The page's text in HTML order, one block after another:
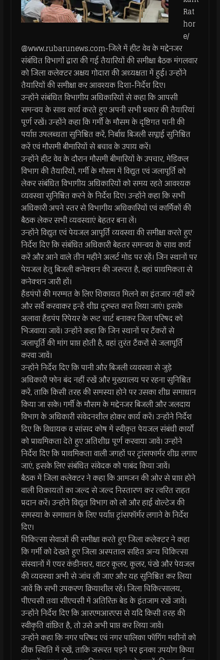
Rat
hor
e/
@www.rubarunews.com-जिले में हीट वेव के मद्देनजर
संबंधित विभागों द्वारा की गई तैयारियों की समीक्षा बैठक मंगलवार
को जिला कलेक्टर अक्षय गोदारा की अध्यक्षता में हुई। उन्होंने
तैयारियों की समीक्षा कर आवश्यक दिशा-निर्देश दिए।
उन्‍होंने संबंधित विभागीय अधिकारियों से कहा कि आपसी
समन्वय के साथ कार्य करते हुए अपनी सभी प्रकार की तैयारियां
पूर्ण रखें। उन्होंने कहा कि गर्मी के मौसम के दृष्टिगत पानी की
पर्याप्त उपलब्धता सुनिश्चित करें, निर्बाध बिजली सप्लाई सुनिश्चित
करें एवं मौसमी बीमारियों से बचाव के उपाय करें।
उन्‍होंने हीट वेव के दौरान मौसमी बीमारियों के उपचार, मेडिकल
विभाग की तैयारियों, गर्मी के मौसम में विद्युत एवं जलापूर्ति को
लेकर संबंधित विभागीय अधिकारियों को समय रहते आवश्यक
व्यवस्था सुनिश्चित करने के निर्देश दिए। उन्‍होंने कहा कि सभी
अधिकारी अपने स्तर से विभागीय अधिकारियों एवं कार्मिकों की
बैठक लेकर सभी व्‍यवस्‍थाएं बेहतर बना लें।
उन्‍होंने विद्युत एवं पेयजल आपूर्ति व्यवस्था की समीक्षा करते हुए
निर्देश दिए कि संबंधित अधिकारी बेहतर समन्वय के साथ कार्य
करें और आने वाले तीन महीने अलर्ट मोड पर रहें। जिन स्थानों पर
पेयजल हेतु बिजली कनेक्शन की जरूरत है, वहां प्राथमिकता से
कनेक्‍शन जारी हों।
हैंडपंपों की मरम्मत के लिए शिकायत मिलने का इंतजार नहीं करें
और सर्वे करवाकर इन्‍हें शीघ्र दुरुस्त करा लिया जाएं। इसके
अलावा हैंडपंप रिपेयर के रूट चार्ट बनाकर जिला परिषद को
भिजवाया जावें। उन्‍होंने कहा कि जिन स्थानों पर टैंकरों से
जलापूर्ति की मांग प्राप्त होती है, वहां तुरंत टैंकरों से जलापूर्ति
करवा जावें।
उन्‍होंने निर्देश दिए कि पानी और बिजली व्यवस्था से जुड़े
अधिकारी फोन बंद नहीं रखें और मुख्यालय पर रहना सुनिश्चित
करें, ताकि किसी तरह की समस्या होने पर उसका शीघ्र समाधान
किया जा सके। गर्मी के मौसम के मद्देनजर बिजली और जलदाय
विभाग के अधिकारी संवेदनशील होकर कार्य करें। उन्‍होंने निर्देश
दिए कि विधायक व सांसद कोष में स्‍वीकृत पेयजल संबंधी कार्यों
को प्राथमिकता देते हुए अतिशीघ्र पूर्ण करवाया जावें। उन्‍होंने
निर्देश दिए कि प्राथमिकता वाली जगहों पर ट्रांसफार्मर शीघ्र लगाए
जाएं, इसके लिए संबंधित संवेदक को पाबंद किया जावें।
बैठक में जिला कलेक्‍टर ने कहा कि आमजन की ओर से प्राप्त होने
वाली शिकायतों का जल्द से जल्द निस्तारण कर त्वरित राहत
प्रदान करें। उन्होंने विद्युत विभाग को लो और हाई वोल्टेज की
समस्या के समाधान के लिए पर्याप्त ट्रांसफॉर्मर लगाने के निर्देश
दिए।
चिकित्सा सेवाओं की समीक्षा करते हुए जिला कलेक्टर ने कहा
कि गर्मी को देखते हुए जिला अस्पताल सहित अन्य चिकित्सा
संस्थानों में एयर कंडीनशर, वाटर कूलर, कूलर, पंखे और पेयजल
की व्यवस्था अभी से जांच ली जाए और यह सुनिश्चित कर लिया
जावें कि सभी उपकरण क्रियाशील रहें। जिला चिकित्सालय,
पीएचसी तथा सीएचसी में अतिरिक्त बेड के इंतजाम रखें जावें।
उन्होंने निर्देश दिए कि आरएमआरएस से यदि किसी तरह की
स्वीकृति वांछित है, तो उसे अभी प्राप्त कर लिया जावें।
उन्‍होंने कहा कि नगर परिषद एवं नगर पालिका फॉगिंग मशीनों को
ठीक स्थिति में रखें, ताकि जरूरत पड़ने पर इनका उपयोग किया